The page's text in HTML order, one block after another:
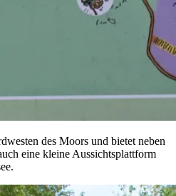
des Moors und bietet neben
eine kleine Aussichtsplattform